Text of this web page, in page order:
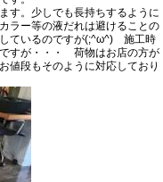
す。 少しでも長持ちするように
ラー等の液だれは避けることの
ているのですが(;^ω^) 施工時
すが・・・ 荷物はお店の方が
値段もそのように対応しており